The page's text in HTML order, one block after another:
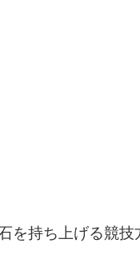
を持ち上げる競技